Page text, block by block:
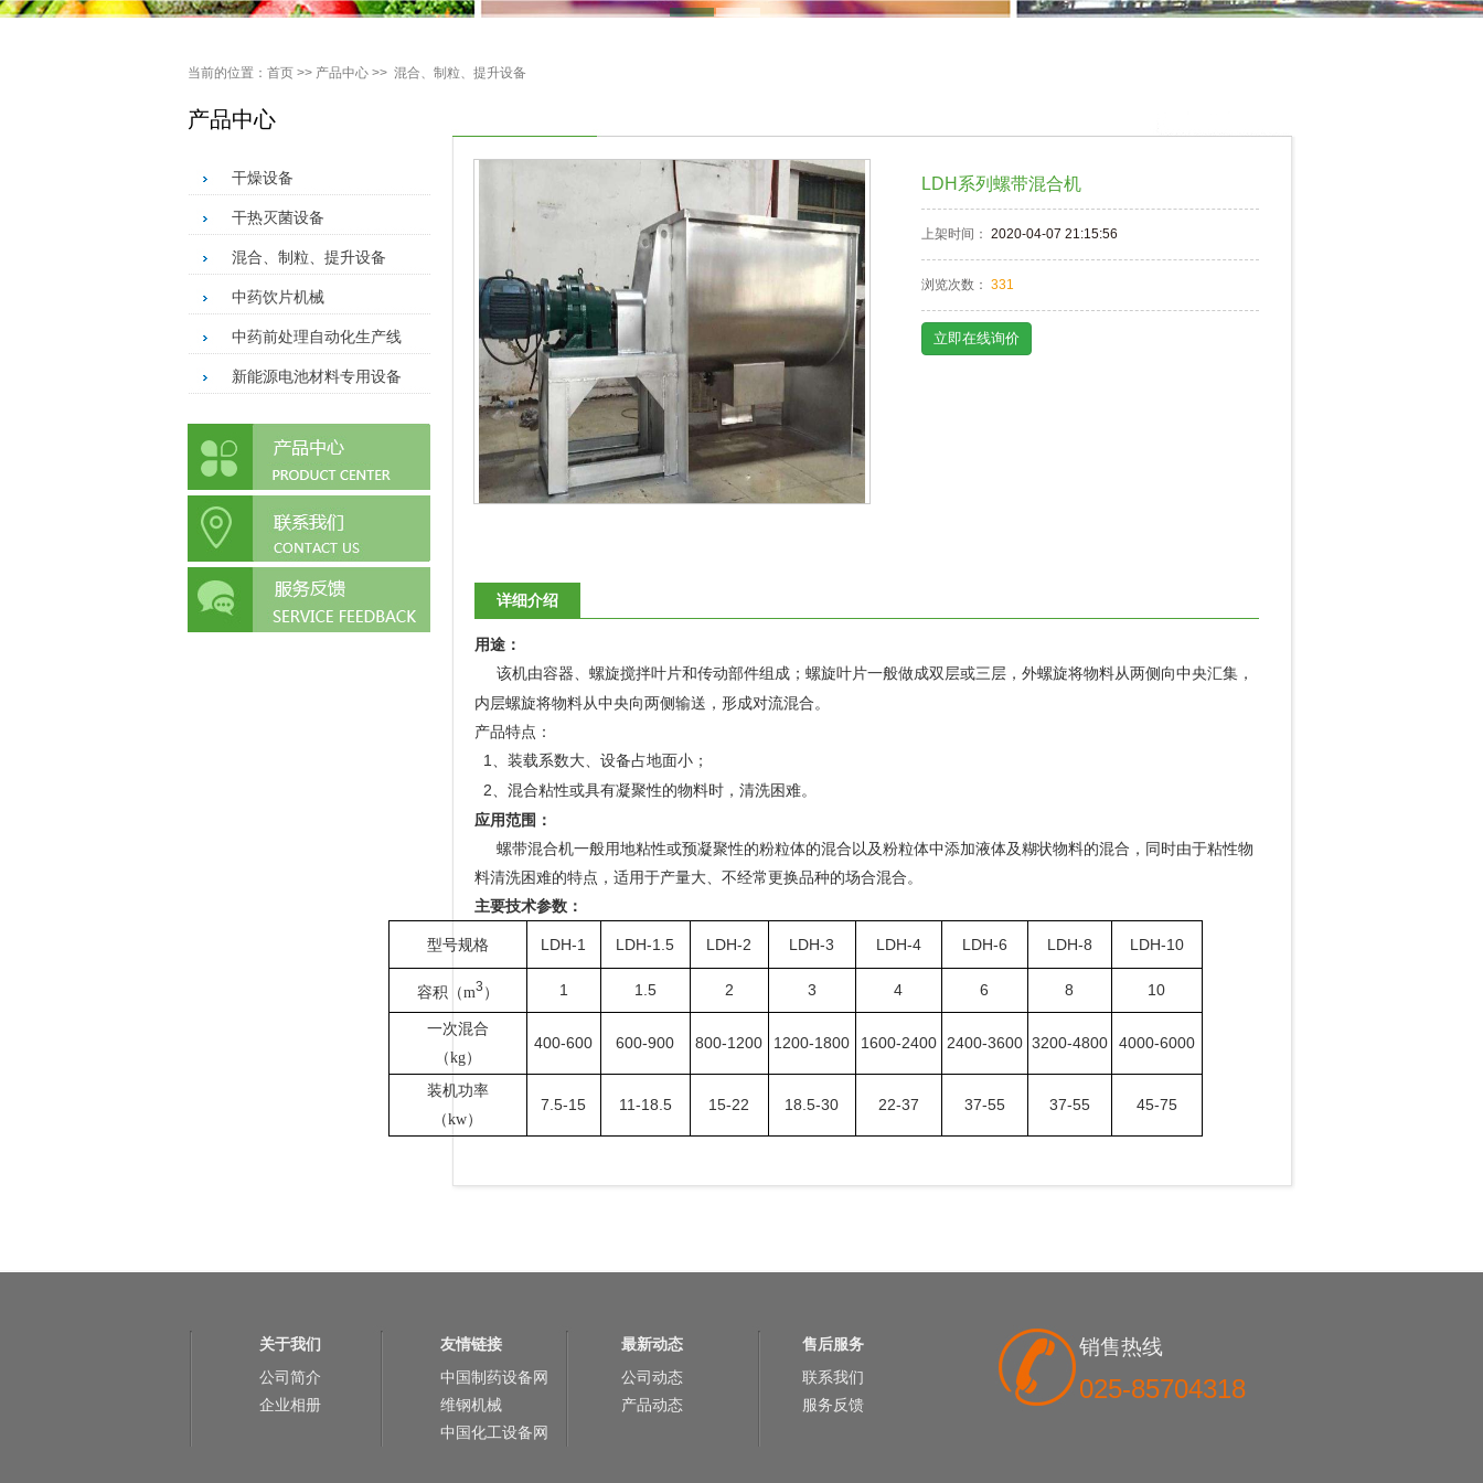
当前的位置： 首页 >> 产品中心 >> 混合、制粒、提升设备
产品中心
干燥设备
干热灭菌设备
混合、制粒、提升设备
中药饮片机械
中药前处理自动化生产线
新能源电池材料专用设备
LDH系列螺带混合机
上架时间： 2020-04-07 21:15:56
浏览次数： 331
立即在线询价
详细介绍
用途：
该机由容器、螺旋搅拌叶片和传动部件组成；螺旋叶片一般做成双层或三层，外螺旋将物料从两侧向中央汇集，
内层螺旋将物料从中央向两侧输送，形成对流混合。
产品特点：
1 、 装载系数大、设备占地面小；
2、 混合粘性或具有凝聚性的物料时，清洗困难。
应用范围：
螺带混合机一般用地粘性或预凝聚性的粉粒体的混合以及粉粒体中添加液体及糊状物料的混合，同时由于粘性物
料清洗困难的特点，适用于产量大、不经常更换品种的场合混合。
主要技术参数：
型号规格 LDH-1 LDH-1.5 LDH-2 LDH-3 LDH-4 LDH-6 LDH-8 LDH-10
容积（m3 ） 1 1.5 2 3 4 6 8 10
一次混合
（kg）
400-600 600-900 800-1200 1200-1800 1600-2400 2400-3600 3200-4800 4000-6000
装机功率
（kw）
7.5-15 11-18.5 15-22 18.5-30 22-37 37-55 37-55 45-75
关于我们 友情链接 最新动态
售后服务
公司简介
企业相册
中国制药设备网
维钢机械
中国化工设备网
公司动态
产品动态
联系我们
服务反馈
销售热线
025-85704318